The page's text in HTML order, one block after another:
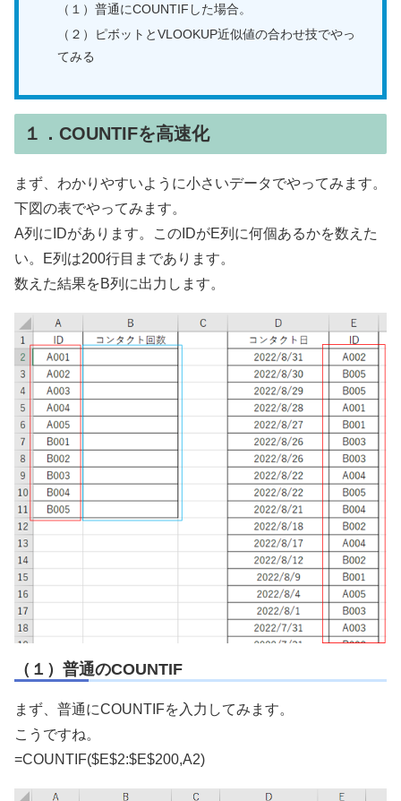
（１）普通にCOUNTIFした場合。
（２）ピボットとVLOOKUP近似値の合わせ技でやっ
てみる
１．COUNTIFを高速化
まず、わかりやすいように小さいデータでやってみます。
下図の表でやってみます。
A列にIDがあります。このIDがE列に何個あるかを数えた
い。E列は200行目まであります。
数えた結果をB列に出力します。
（１）普通のCOUNTIF
まず、普通にCOUNTIFを入力してみます。
こうですね。
=COUNTIF($E$2:$E$200,A2)